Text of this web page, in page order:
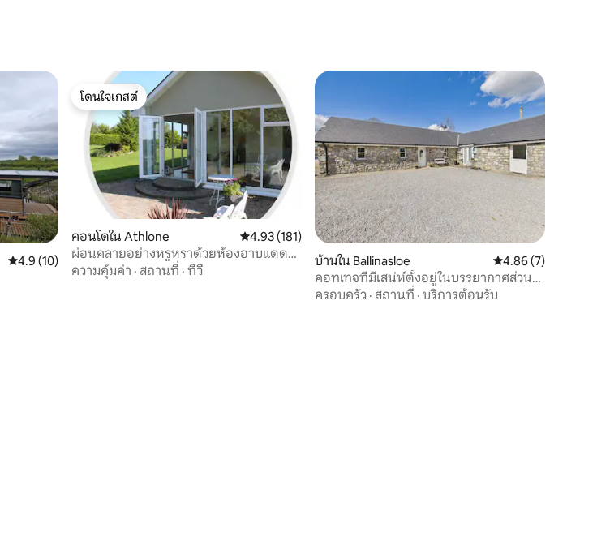
คะแนนเฉลี่ย 4.9 จาก 5, 10 รีวิว
4.9 (10)
โดนใจเกสต์
โดนใจเกสต์
คอนโดใน Athlone คะแนนเฉลี่ย 4.93 จาก 5, 181 รีวิว
4.93 (181)
ผ่อนคลายอย่างหรูหราด้วยห้องอาบแดด
และอพาร์ทเมนท์ส่วนตัว
ความคุ้มค่า · สถานที่ · ทีวี
บ้านใน Ballinasloe คะแนนเฉลี่ย 4.86 จา
4.86 (7)
คอทเทจที่มีเสน่ห์ตั้งอยู่ในบรรยากาศส่วน
ตัว
ครอบครัว · สถานที่ · บริการต้อนรับ